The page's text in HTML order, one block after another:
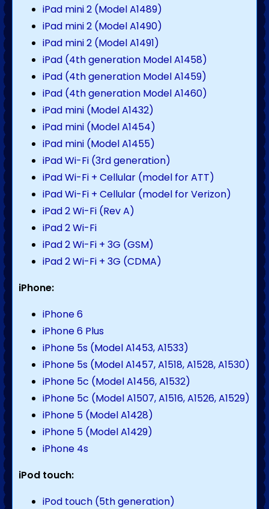
iPad mini 2 (Model A1489)
iPad mini 2 (Model A1490)
iPad mini 2 (Model A1491)
iPad (4th generation Model A1458)
iPad (4th generation Model A1459)
iPad (4th generation Model A1460)
iPad mini (Model A1432)
iPad mini (Model A1454)
iPad mini (Model A1455)
iPad Wi-Fi (3rd generation)
iPad Wi-Fi + Cellular (model for ATT)
iPad Wi-Fi + Cellular (model for Verizon)
iPad 2 Wi-Fi (Rev A)
iPad 2 Wi-Fi
iPad 2 Wi-Fi + 3G (GSM)
iPad 2 Wi-Fi + 3G (CDMA)
iPhone:
iPhone 6
iPhone 6 Plus
iPhone 5s (Model A1453, A1533)
iPhone 5s (Model A1457, A1518, A1528, A1530)
iPhone 5c (Model A1456, A1532)
iPhone 5c (Model A1507, A1516, A1526, A1529)
iPhone 5 (Model A1428)
iPhone 5 (Model A1429)
iPhone 4s
iPod touch:
iPod touch (5th generation)